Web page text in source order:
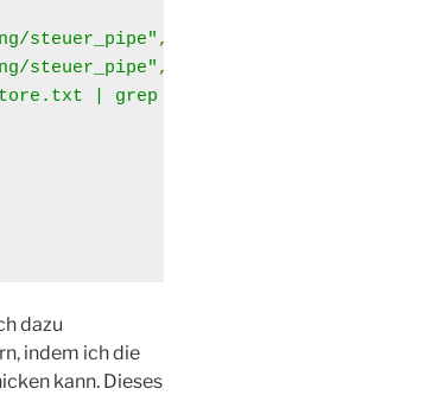
steuer_pipe" ,
steuer_pipe" ,
| grep -i 0"
dazu
indem ich die
kann. Dieses